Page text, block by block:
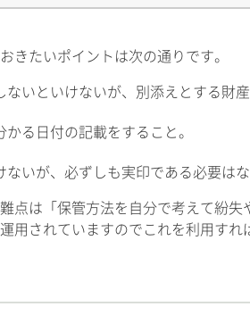
きたいポイントは次の通りです。
いといけないが、別添えとする財
る日付の記載をすること。
いが、必ずしも実印である必要は
点は「保管方法を自分で考えて紛
用されていますのでこれを利用すれ